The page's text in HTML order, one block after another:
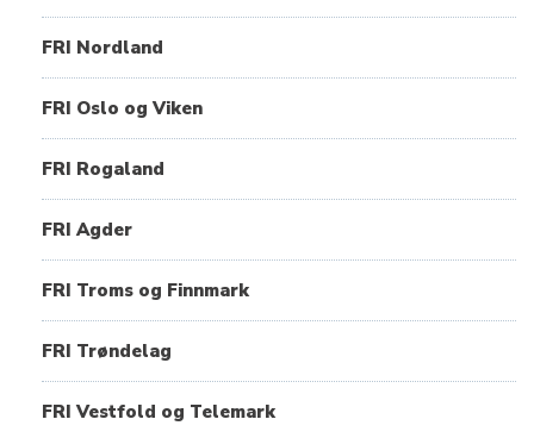
FRI Nordland
FRI Oslo og Viken
FRI Rogaland
FRI Agder
FRI Troms og Finnmark
FRI Trøndelag
FRI Vestfold og Telemark